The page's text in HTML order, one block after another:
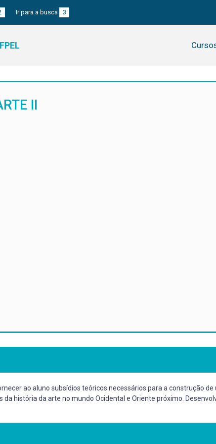
Ir para a busca 3
II
ao aluno subsídios teóricos necessários para a construção
história da arte no mundo Ocidental e Oriente próximo.